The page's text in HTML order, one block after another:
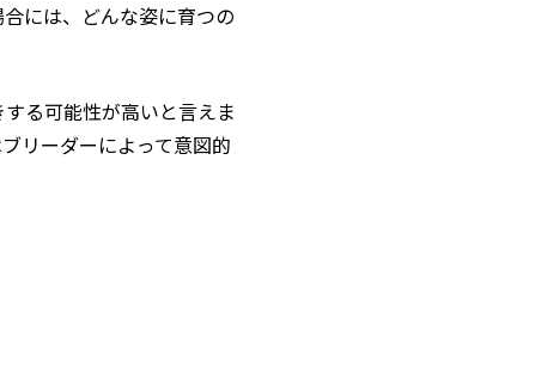
には、どんな姿に育つの
る可能性が高いと言えま
リーダーによって意図的